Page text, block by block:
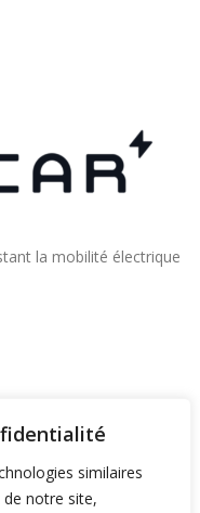
similaires
notre site,
la mobilité électrique